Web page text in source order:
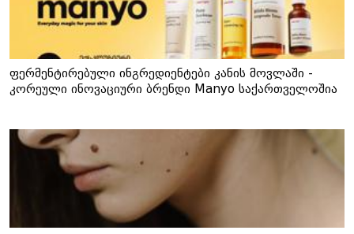
ფერმენტირებული ინგრედიენტები კანის მოვლაში -
კორეული ინოვაციური ბრენდი Manyo საქართველოშია